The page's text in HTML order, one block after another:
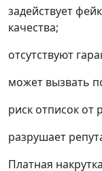
задействует
качества;
отсутствуют
может вызвать
риск отписок от
разрушает
Платная